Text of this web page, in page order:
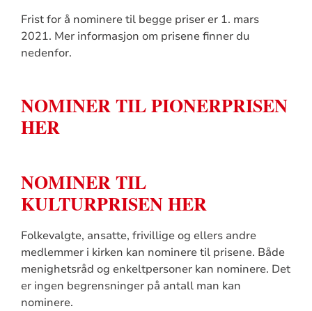
Frist for å nominere til begge priser er 1. mars
2021. Mer informasjon om prisene finner du
nedenfor.
NOMINER TIL PIONERPRISEN
HER
NOMINER TIL
KULTURPRISEN HER
Folkevalgte, ansatte, frivillige og ellers andre
medlemmer i kirken kan nominere til prisene. Både
menighetsråd og enkeltpersoner kan nominere. Det
er ingen begrensninger på antall man kan
nominere.